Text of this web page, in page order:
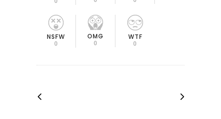
NSFW
0
OMG
0
WTF
0